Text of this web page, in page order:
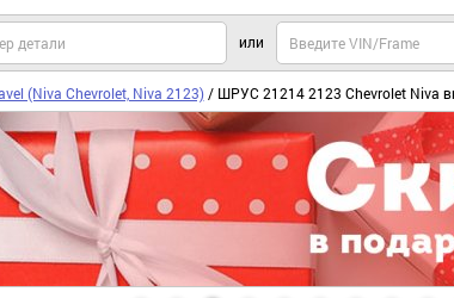
или
(Niva Chevrolet, Niva 2123)/ ШРУС 21214 2123 Chevrolet Niva